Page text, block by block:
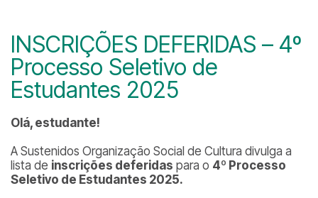
INSCRIÇÕES DEFERIDAS – 4º
Processo Seletivo de
Estudantes 2025
Olá, estudante!
A Sustenidos Organização Social de Cultura divulga a
lista de inscrições deferidas para o 4º Processo
Seletivo de Estudantes 2025.